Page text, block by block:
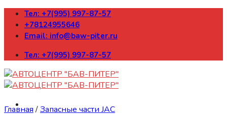
Skip
content
Тел: +7(995) 997-87-57
+78124955646
Email: info@baw-piter.ru
Тел: +7(995) 997-87-57
Главная /Запасные части JAC